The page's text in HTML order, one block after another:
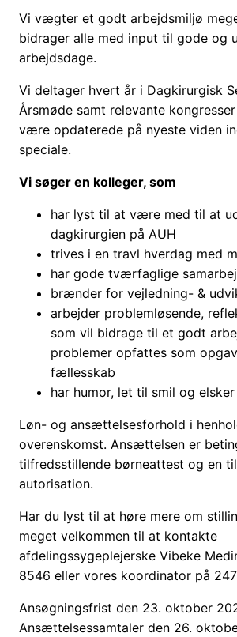
Vi vægter et godt arbejdsmiljø
bidrager alle med input til gode og
arbejdsdage.
Vi deltager hvert år i Dagkirurgisk
Årsmøde samt relevante
være opdaterede på nyeste viden
speciale.
Vi søger en kolleger, som
har lyst til at være med til at
dagkirurgien på AUH
trives i en travl hverdag med
har gode tværfaglige
brænder for vejledning- &
arbejder problemløsende,
som vil bidrage til et godt
problemer opfattes som
fællesskab
har humor, let til smil og
Løn- og ansættelsesforhold i
overenskomst. Ansættelsen er
tilfredsstillende børneattest og en
autorisation.
Har du lyst til at høre mere om
meget velkommen til at kontakte
afdelingssygeplejerske Vibeke
8546 eller vores koordinator på
Ansøgningsfrist den 23. oktober
Ansættelsessamtaler den 26.